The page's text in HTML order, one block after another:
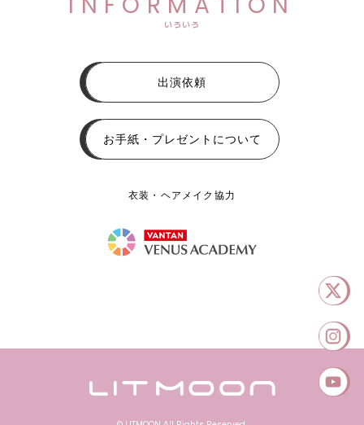
いろいろ
出演依頼
お手紙・プレゼントについて
衣装・ヘアメイク協力